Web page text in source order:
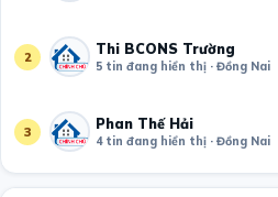
2 Thi BCONS Trường
5 tin đang hiển thị · Đồng Nai
3 Phan Thế Hải
4 tin đang hiển thị · Đồng Nai